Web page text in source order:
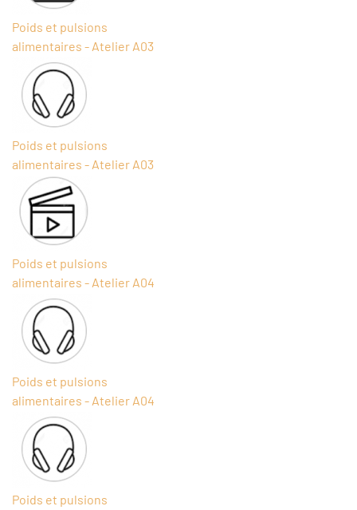
Poids et pulsions
alimentaires - Atelier A03
Poids et pulsions
alimentaires - Atelier A03
Poids et pulsions
alimentaires - Atelier A04
Poids et pulsions
alimentaires - Atelier A04
Poids et pulsions